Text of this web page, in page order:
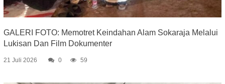
GALERI FOTO: Memotret Keindahan Alam Sokaraja Melalui
Lukisan Dan Film Dokumenter
21 Juli 2026 0 59